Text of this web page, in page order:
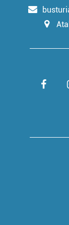
fitxategiak
baliatzen gara.